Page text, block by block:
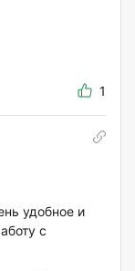
1
удобное и
с